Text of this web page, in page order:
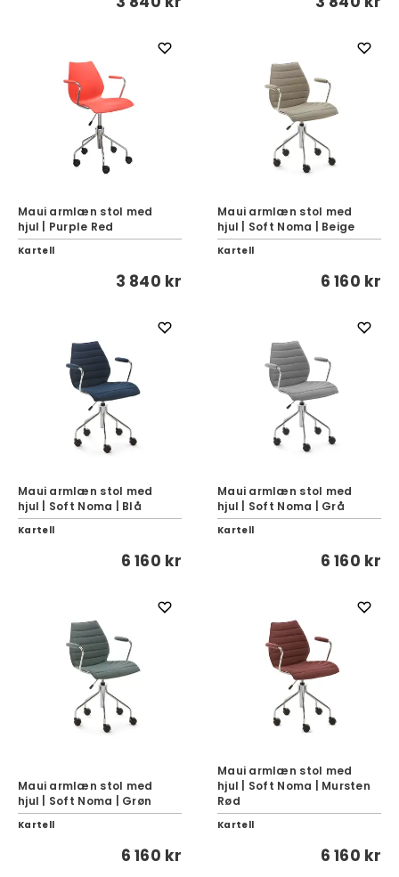
Maui armlæn stol med
hjul | Purple Red
Kartell
3 840 kr
Maui armlæn stol med
hjul | Soft Noma | Beige
Kartell
6 160 kr
Maui armlæn stol med
hjul | Soft Noma | Blå
Kartell
6 160 kr
Maui armlæn stol med
hjul | Soft Noma | Grå
Kartell
6 160 kr
Maui armlæn stol med
hjul | Soft Noma | Grøn
Kartell
6 160 kr
Maui armlæn stol med
hjul | Soft Noma | Mursten
Rød
Kartell
6 160 kr